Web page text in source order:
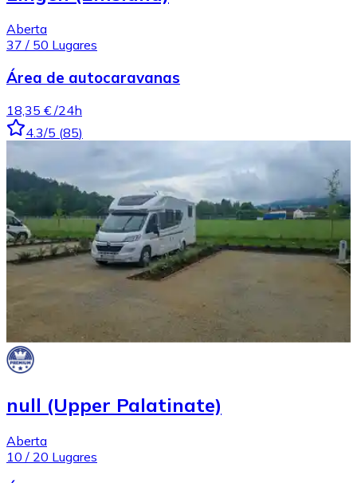
Aberta
37 / 50 Lugares
Área de autocaravanas
18,35 € /24h
4.3/5 (85)
null (Upper Palatinate)
Aberta
10 / 20 Lugares